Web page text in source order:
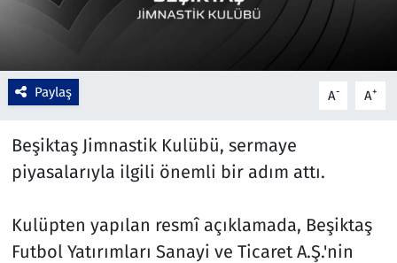
Paylaş A- A+
Beşiktaş Jimnastik Kulübü, sermaye
piyasalarıyla ilgili önemli bir adım attı.
Kulüpten yapılan resmî açıklamada, Beşiktaş
Futbol Yatırımları Sanayi ve Ticaret A.Ş.'nin
Yerel